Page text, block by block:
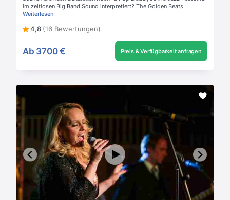
im zeitlosen Big Band Sound interpretiert? The Golden Beats
Weiterlesen
4,8 (16 Bewertungen)
Ab 3700 € Preis & Verfügbarkeit anfragen